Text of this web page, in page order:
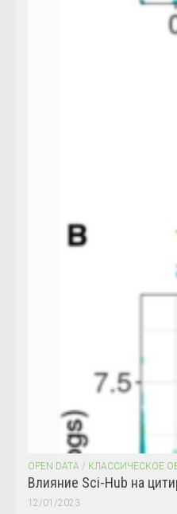
OPEN DATA / КЛАССИЧЕСКОЕ
Влияние Sci-Hub на
12/01/2023